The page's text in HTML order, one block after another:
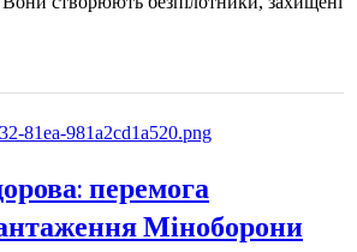
перемога
Міноборони